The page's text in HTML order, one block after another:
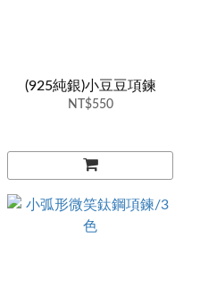
(925純銀)小豆豆項鍊
NT$550